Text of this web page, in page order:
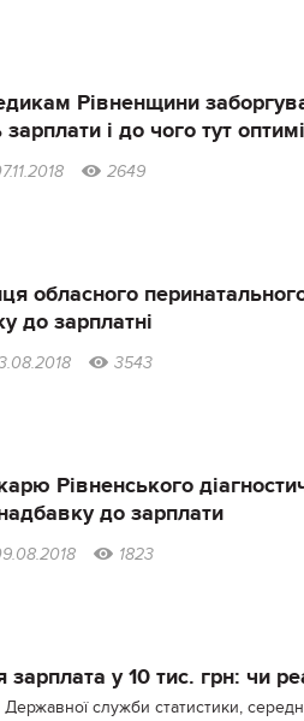
Рівненщини
і до чого тут
2649
обласного
до зарплатні
3543
Рівненського
до зарплати
1823
зарплата у 10 тис. грн: чи
служби статистики,